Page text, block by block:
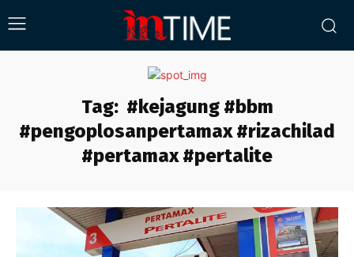
Tag: #kejagung #bbm
#pengoplosanpertamax #rizachilad
#pertamax #pertalite